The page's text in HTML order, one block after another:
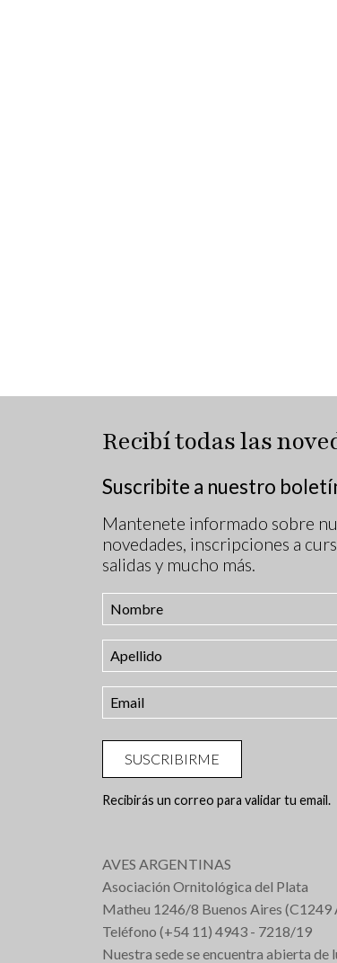
Recibí todas las
Suscribite a nuestro
Mantenete informado sobre
novedades, inscripciones a
salidas y mucho más.
SUSCRIBIRME
Recibirás un correo para validar tu email.
AVES ARGENTINAS
Asociación Ornitológica del Plata
Matheu 1246/8 Buenos Aires (C1249
Teléfono (+54 11) 4943 - 7218/19
Nuestra sede se encuentra abierta de